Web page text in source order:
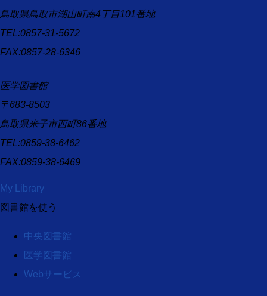
鳥取県鳥取市湖山町南4丁目101番地
TEL:0857-31-5672
FAX:0857-28-6346
医学図書館
〒683-8503
鳥取県米子市西町86番地
TEL:0859-38-6462
FAX:0859-38-6469
My Library
図書館を使う
中央図書館
医学図書館
Webサービス